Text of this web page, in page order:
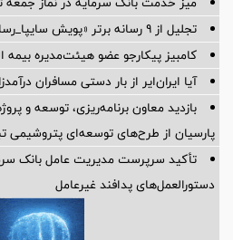
تجلیل از ۹ رسانه برتر «پویش سایپا_رسانه»
کامبیز پیکارجو عضو هیئت‌مدیره بيمه
آیا ایران‌ایر از بار دستی مسافران
بازدید معاون برنامه‌ریزی، توسعه و
پارسیان از طرح‌های توسعه‌ای پتروشیمی
تأکید سرپرست مدیریت عامل بانک
دستورالعمل‌های پدافند غیرعامل